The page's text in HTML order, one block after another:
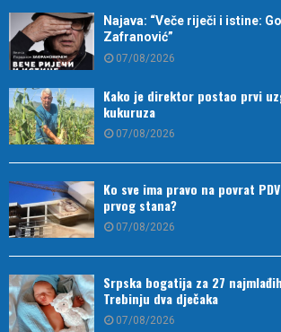
Najava: “Veče riječi i istine:
Zafranović”
07/08/2026
Kako je direktor postao prvi
kukuruza
07/08/2026
Ko sve ima pravo na povrat
prvog stana?
07/08/2026
Srpska bogatija za 27
Trebinju dva dječaka
07/08/2026